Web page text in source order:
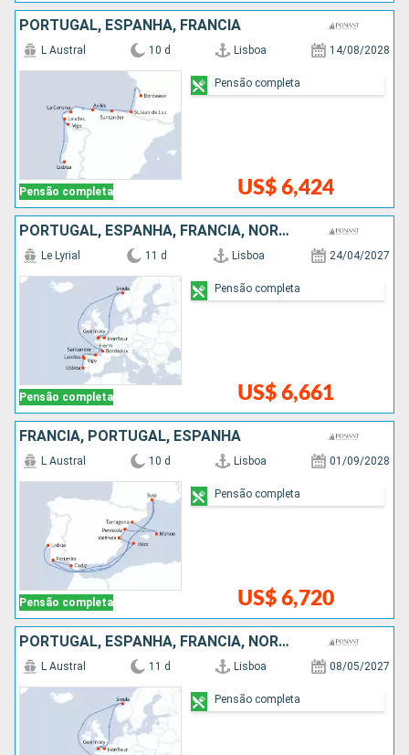
PORTUGAL, ESPANHA, FRANCIA
Pensão completa
L Austral 10 d Lisboa 14/08/2028
US$ 6,424
Pensão completa
PORTUGAL, ESPANHA, FRANCIA, NORUEGA
Pensão completa
Le Lyrial 11 d Lisboa 24/04/2027
US$ 6,661
Pensão completa
FRANCIA, PORTUGAL, ESPANHA
Pensão completa
L Austral 10 d Lisboa 01/09/2028
US$ 6,720
Pensão completa
PORTUGAL, ESPANHA, FRANCIA, NORUEGA
L Austral 11 d Lisboa 08/05/2027
Pensão completa